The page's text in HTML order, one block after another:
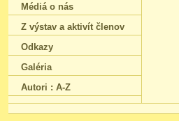
Médiá o nás
Z výstav a aktivít členov
Odkazy
Galéria
Autori : A-Z